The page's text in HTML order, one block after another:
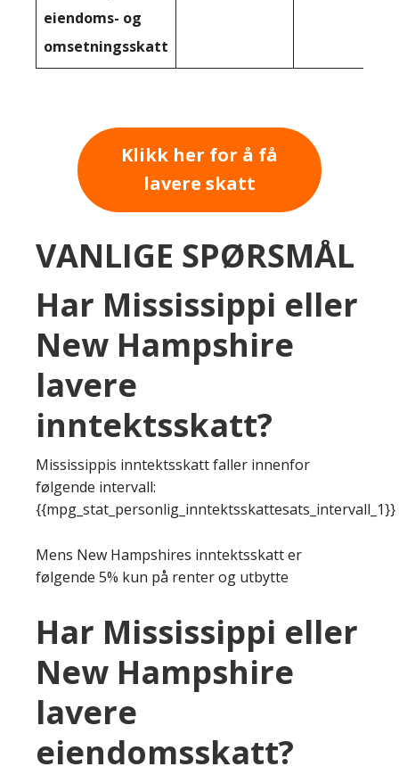
eiendoms- og
omsetningsskatt
Klikk her for å få
lavere skatt
VANLIGE SPØRSMÅL
Har Mississippi eller
New Hampshire
lavere
inntektsskatt?
Mississippis inntektsskatt faller innenfor
følgende intervall:
{{mpg_stat_personlig_inntektsskattesats_intervall_1}}
Mens New Hampshires inntektsskatt er
følgende 5% kun på renter og utbytte
Har Mississippi eller
New Hampshire
lavere
eiendomsskatt?